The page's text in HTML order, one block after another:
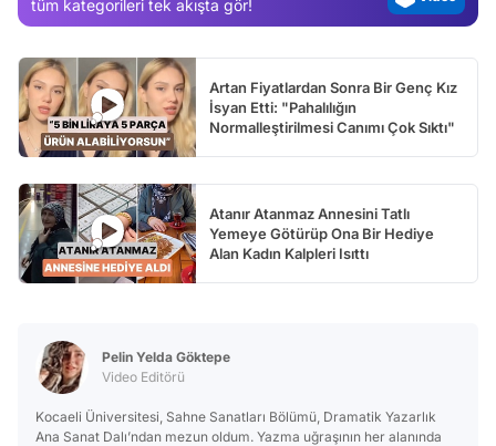
tüm kategorileri tek akışta gör!
Artan Fiyatlardan Sonra Bir Genç Kız
İsyan Etti: "Pahalılığın
Normalleştirilmesi Canımı Çok Sıktı"
Atanır Atanmaz Annesini Tatlı
Yemeye Götürüp Ona Bir Hediye
Alan Kadın Kalpleri Isıttı
Pelin Yelda Göktepe
Video Editörü
Kocaeli Üniversitesi, Sahne Sanatları Bölümü, Dramatik Yazarlık
Ana Sanat Dalı’ndan mezun oldum. Yazma uğraşının her alanında